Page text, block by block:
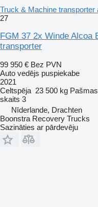
Truck & Machine transporter
27
FGM 37 2x Winde Alcoa
transporter
99 950 € Bez PVN
Auto vedējs puspiekabe
2021
Celtspēja 23 500 kg
skaits 3
Nīderlande, Drachten
Boonstra Recovery Trucks
Sazināties ar pārdevēju